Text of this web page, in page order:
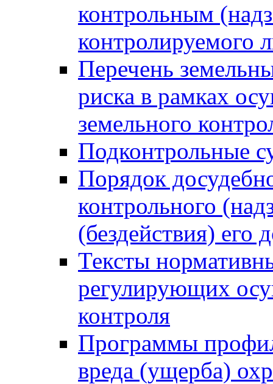
контрольным
контролируемого
Перечень
риска в рамках
земельного
Подконтрольные
Порядок
контрольного
(бездействия)
Тексты
регулирующих
контроля
Программы
вреда (ущерба)